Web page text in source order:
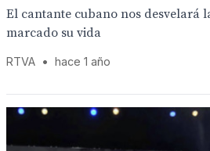
El cantante cubano nos desvelará
marcado su vida
RTVA • hace 1 año